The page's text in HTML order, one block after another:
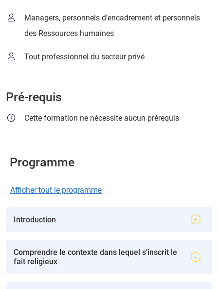
Managers, personnels d’encadrement et personnels
des Ressources humaines
Tout professionnel du secteur privé
Pré-requis
Cette formation ne nécessite aucun prérequis
Programme
Afficher tout le programme
Introduction
Comprendre le contexte dans lequel s’inscrit le
fait religieux